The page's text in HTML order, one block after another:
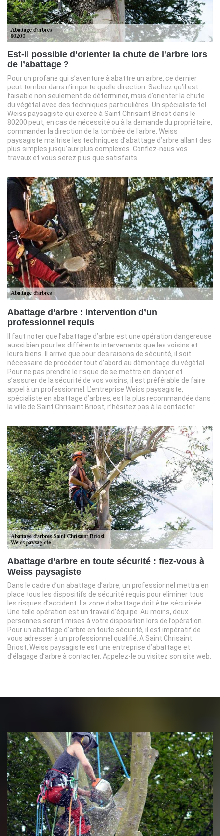
Est-il possible d’orienter la chute de l’arbre lors
de l’abattage ?
Pour un profane qui s’aventure à abattre un arbre, ce dernier
peut tomber dans n’importe quelle direction. Sachez qu’il est
faisable non seulement de déterminer, mais d’orienter la chute
du végétal avec des techniques particulières. Un spécialiste tel
Weiss paysagiste qui exerce à Saint Chrisaint Briost dans le
80200 peut, en cas de nécessité ou à la demande du propriétaire,
commander la direction de la tombée de l’arbre. Weiss
paysagiste maîtrise les techniques d’abattage d’arbre allant des
plus simples jusqu’aux plus complexes. Confiez-nous vos
travaux et vous serez plus que satisfaits.
Abattage d’arbre : intervention d’un
professionnel requis
Il faut noter que l’abattage d’arbre est une opération dangereuse
aussi bien pour les différents intervenants que les voisins et
leurs biens. Il arrive que pour des raisons de sécurité, il soit
nécessaire de procéder tout d’abord au démontage du végétal.
Pour ne pas prendre le risque de se mettre en danger et
s’assurer de la sécurité de vos voisins, il est préférable de faire
appel à un professionnel. L’entreprise Weiss paysagiste,
spécialiste en abattage d’arbres, est la plus recommandée dans
la ville de Saint Chrisaint Briost, n’hésitez pas à la contacter.
Abattage d’arbre en toute sécurité : fiez-vous à
Weiss paysagiste
Dans le cadre d’un abattage d’arbre, un professionnel mettra en
place tous les dispositifs de sécurité requis pour éliminer tous
les risques d’accident. La zone d’abattage doit être sécurisée.
Une telle opération est un travail d’équipe. Au moins, deux
personnes seront mises à votre disposition lors de l’opération.
Pour un abattage d’arbre en toute sécurité, il est impératif de
vous adresser à un professionnel qualifié. A Saint Chrisaint
Briost, Weiss paysagiste est une entreprise d’abattage et
d’élagage d’arbre à contacter. Appelez-le ou visitez son site web.